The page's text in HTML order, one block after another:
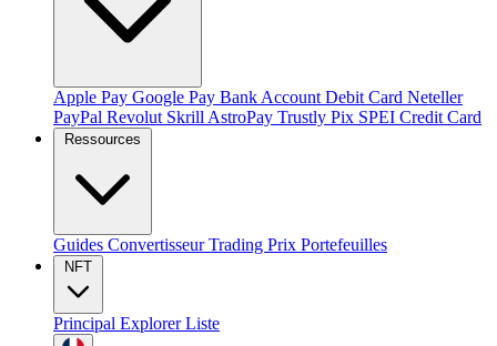
Apple Pay Google Pay Bank Account Debit Card Neteller
PayPal Revolut Skrill AstroPay Trustly Pix SPEI Credit Card
Ressources
Guides ConvertisseurTrading Prix Portefeuilles
NFT
Principal ExplorerListe